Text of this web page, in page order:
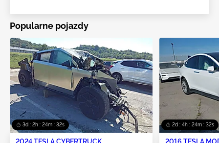
Popularne pojazdy
3d : 2h : 24m : 29s
2024 TESLA CYBERTRUCK
2d : 4h : 24m : 29s
2016 TESLA